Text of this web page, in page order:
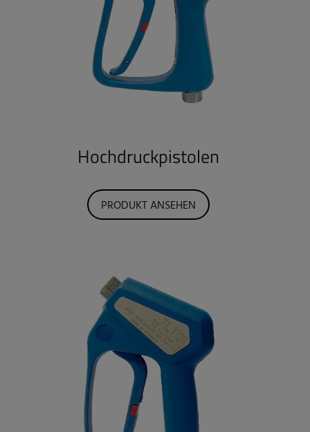
Hochdruckpistolen
PRODUKT ANSEHEN